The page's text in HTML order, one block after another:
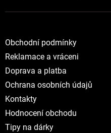
Obchodní podmínky
Reklamace a vráceni
Doprava a platba
Ochrana osobních údajů
Kontakty
Hodnocení obchodu
Tipy na dárky